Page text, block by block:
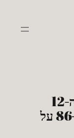
מכבי ת"א עולה לפיינל-פור ה-12
בתולדותיה לאחר ניצחון 86-66 על